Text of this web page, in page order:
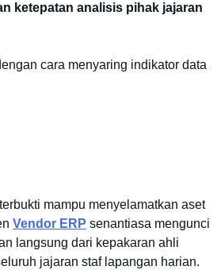
ketepatan analisis pihak jajaran
cara menyaring indikator data
mampu menyelamatkan aset
Vendor ERP senantiasa mengunci
langsung dari kepakaran ahli
jajaran staf lapangan harian.